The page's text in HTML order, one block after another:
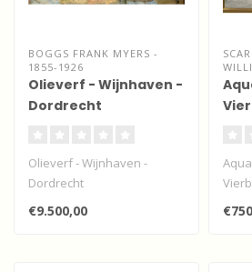
BOGGS FRANK MYERS -
1855-1926
Olieverf - Wijnhaven -
Dordrecht
Olieverf - Wijnhaven -
Dordrecht
€9.500,00